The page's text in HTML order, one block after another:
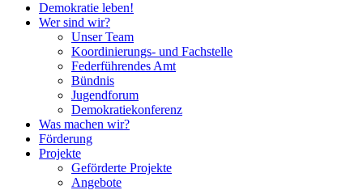
Demokratie leben!
Wer sind wir?
Unser Team
Koordinierungs- und Fachstelle
Federführendes Amt
Bündnis
Jugendforum
Demokratiekonferenz
Was machen wir?
Förderung
Projekte
Geförderte Projekte
Angebote